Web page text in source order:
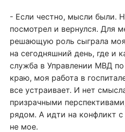
- Если честно, мысли были.
посмотрел и вернулся. Для
решающую роль сыграла
на сегодняшний день, где и
служба в Управлении МВД
краю, моя работа в
все устраивает. И нет
призрачными
рядом. А идти на конфликт
не мое.